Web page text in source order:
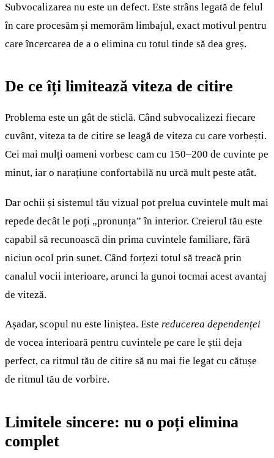
Subvocalizarea nu este un defect. Este strâns legată de felul
în care procesăm și memorăm limbajul, exact motivul pentru
care încercarea de a o elimina cu totul tinde să dea greș.
De ce îți limitează viteza de citire
Problema este un gât de sticlă. Când subvocalizezi fiecare
cuvânt, viteza ta de citire se leagă de viteza cu care vorbești.
Cei mai mulți oameni vorbesc cam cu 150–200 de cuvinte pe
minut, iar o narațiune confortabilă nu urcă mult peste atât.
Dar ochii și sistemul tău vizual pot prelua cuvintele mult mai
repede decât le poți „pronunța” în interior. Creierul tău este
capabil să recunoască din prima cuvintele familiare, fără
niciun ocol prin sunet. Când forțezi totul să treacă prin
canalul vocii interioare, arunci la gunoi tocmai acest avantaj
de viteză.
Așadar, scopul nu este liniștea. Este reducerea dependenței
de vocea interioară pentru cuvintele pe care le știi deja
perfect, ca ritmul tău de citire să nu mai fie legat cu cătușe
de ritmul tău de vorbire.
Limitele sincere: nu o poți elimina
complet